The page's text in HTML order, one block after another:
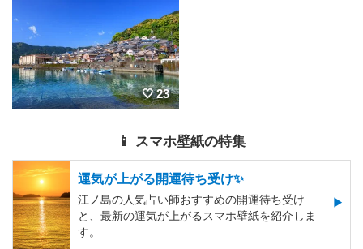
23
📱 スマホ壁紙の特集
運気が上がる開運待ち受け✨
江ノ島の人気占い師おすすめの開運待ち受け
と、最新の運気が上がるスマホ壁紙を紹介しま
す。